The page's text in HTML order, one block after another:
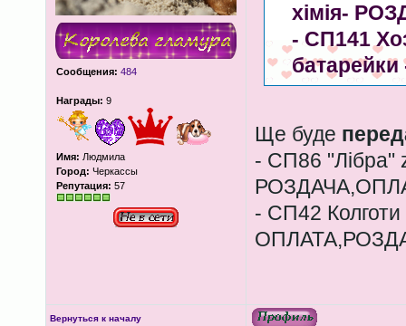
Сообщения: 484
Награды: 9
Имя: Людмила
Город: Черкассы
Репутация: 57
хімія-
- СП141
Ще буде
- СП86 "Лібра"
- СП42
Вернуться к началу